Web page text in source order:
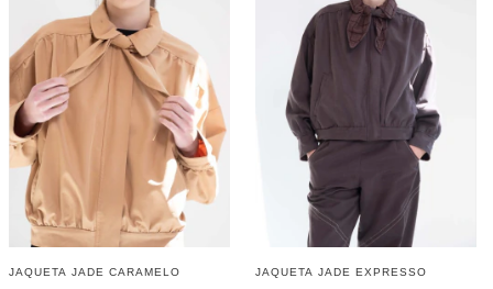
JAQUETA JADE CARAMELO JAQUETA JADE EXPRESSO